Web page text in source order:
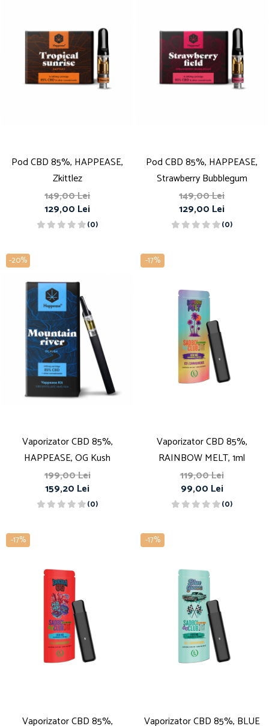
Pod CBD 85%, HAPPEASE,
Zkittlez
149,00 Lei
129,00 Lei
(0)
Pod CBD 85%, HAPPEASE,
Strawberry Bubblegum
149,00 Lei
129,00 Lei
(0)
-20%
Vaporizator CBD 85%,
HAPPEASE, OG Kush
199,00 Lei
159,20 Lei
(0)
-17%
Vaporizator CBD 85%,
RAINBOW MELT, 1ml
119,00 Lei
99,00 Lei
(0)
-17%
Vaporizator CBD 85%,
-17%
Vaporizator CBD 85%, BLUE